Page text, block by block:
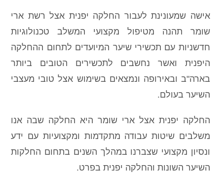
אישה שמעונינת לעבור החלקה יפנית אצל רשת ארי
שומר תהנה מטיפול מקצועי המשלב טכנולוגיות
חדשניות עם תכשירי שיער המיועדים לתחום ההחלקה
היפנית ואשר נחשבים לתכשירים הטובים ביותר
בארה"ב ובאירופה ונמצאים בשימוש אצל טובי מעצבי
השיער בעולם.
החלקה יפנית אצל ארי שומר היא החלקה שבה אנו
משלבים שיטות עבודה מתקדמות ומקצועיות עם ידע
ונסיון מקצועי שצברנו במהלך השנים בתחום החלקות
השיער השונות והחלקה יפנית בפרט.